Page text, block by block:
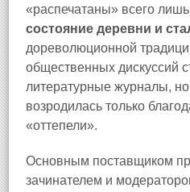
«распечатаны» всего
состояние деревни и
дореволюционной
общественных дискуссий
литературные журналы,
возродилась только
«оттепели».
Основным поставщиком
зачинателем и